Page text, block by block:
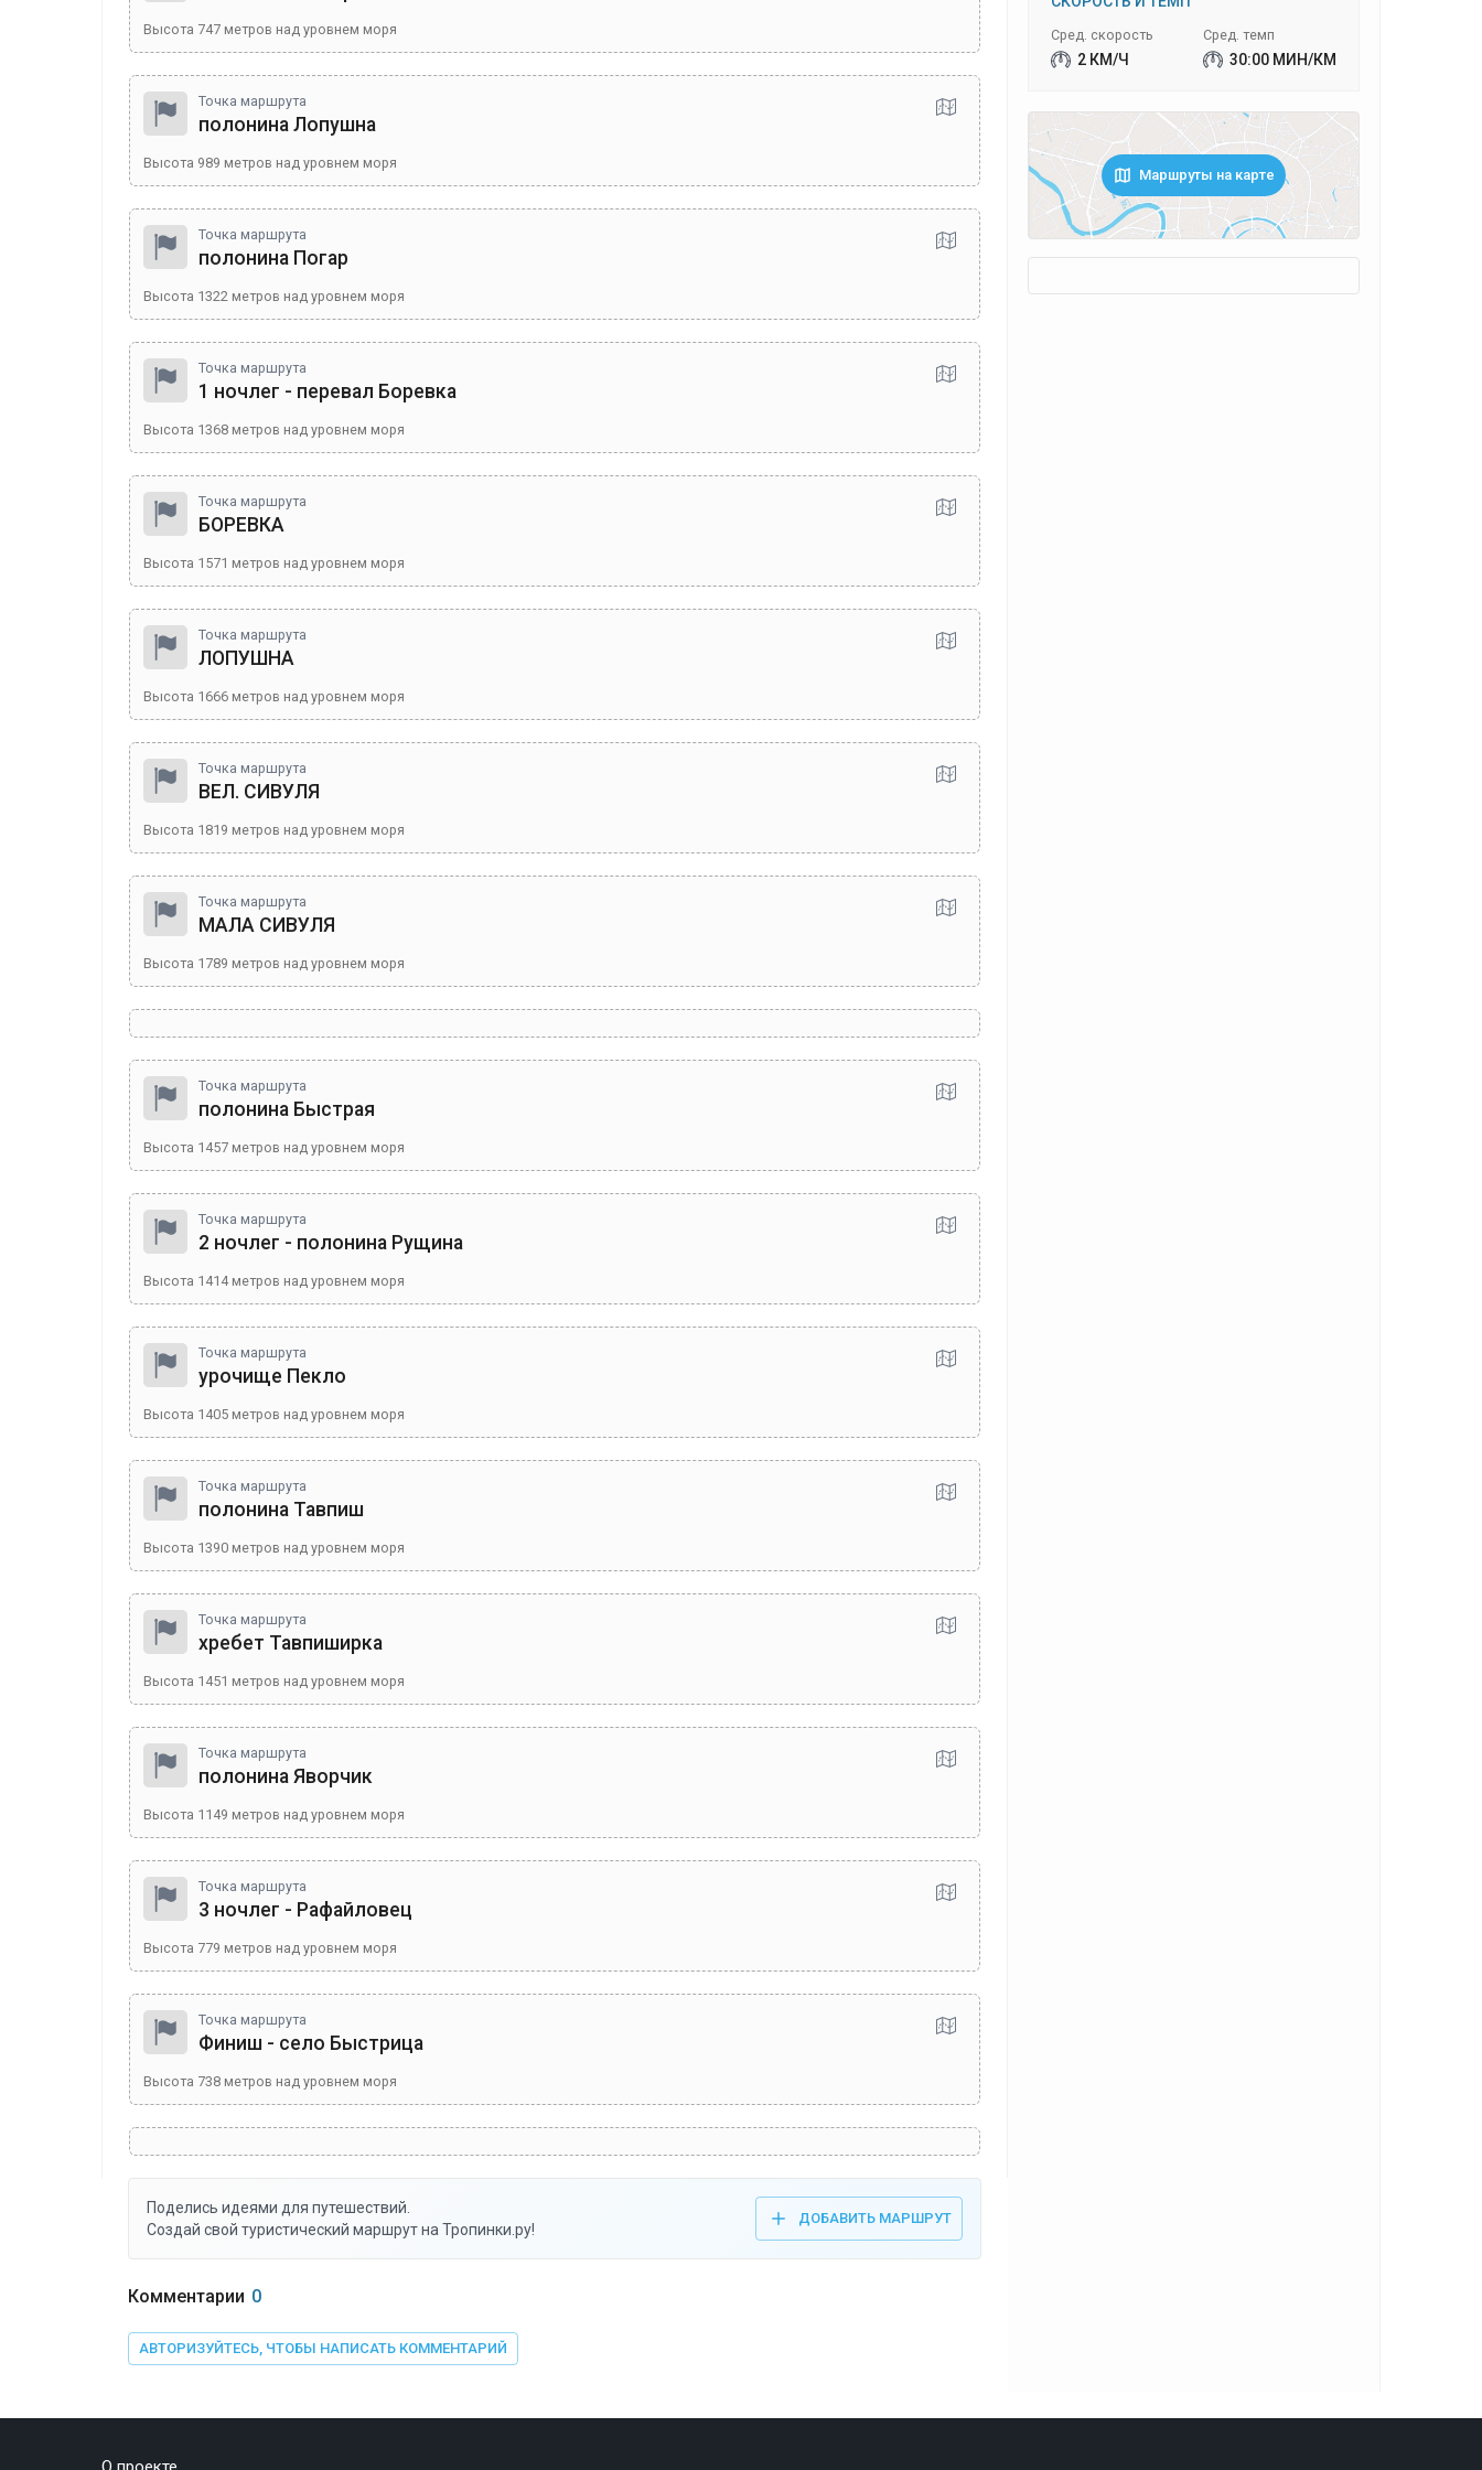
Высота 747 метров над уровнем моря
Точка маршрута
полонина Лопушна
Высота 989 метров над уровнем моря
Точка маршрута
полонина Погар
Высота 1322 метров над уровнем моря
Точка маршрута
1 ночлег - перевал Боревка
Высота 1368 метров над уровнем моря
Точка маршрута
БОРЕВКА
Высота 1571 метров над уровнем моря
Точка маршрута
ЛОПУШНА
Высота 1666 метров над уровнем моря
Точка маршрута
ВЕЛ. СИВУЛЯ
Высота 1819 метров над уровнем моря
Точка маршрута
МАЛА СИВУЛЯ
Высота 1789 метров над уровнем моря
Точка маршрута
полонина Быстрая
Высота 1457 метров над уровнем моря
Точка маршрута
2 ночлег - полонина Рущина
Высота 1414метров над уровнем моря
Точка маршрута
урочище Пекло
Высота 1405 метров над уровнем моря
Точка маршрута
полонина Тавпиш
Высота 1390 метров над уровнем моря
Точка маршрута
хребет Тавпиширка
Высота 1451 метров над уровнем моря
Точка маршрута
полонина Яворчик
Высота 1149 метров над уровнем моря
Точка маршрута
3 ночлег - Рафайловец
Высота 779 метров над уровнем моря
Точка маршрута
Финиш - село Быстрица
Высота 738 метров над уровнем моря
Поделись идеями для путешествий.
Создай свой туристический маршрут на Тропинки.ру!
ДОБАВИТЬ МАРШРУТ
Комментарии 0
АВТОРИЗУЙТЕСЬ, ЧТОБЫ НАПИСАТЬ КОММЕНТАРИЙ
Сред. скорость
2 КМ/Ч
Сред. темп
30:00 МИН/КМ
Маршруты на карте